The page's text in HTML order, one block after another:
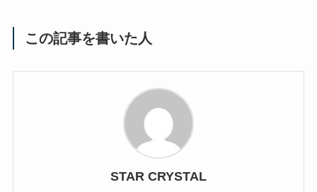
この記事を書いた人
STAR CRYSTAL